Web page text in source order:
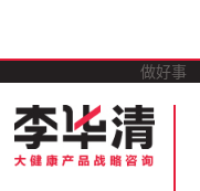
做好事